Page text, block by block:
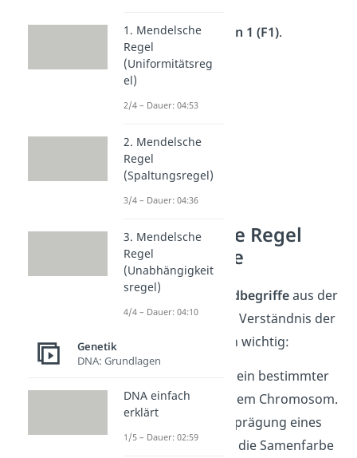
oderFilialgeneration 1 (F1).
1. Mendelsche Regel
Grundbegriffe
Die folgenden Grundbegriffeaus der
Genetiksind für das Verständnis der
Mendelschen Regeln wichtig:
: Ein Gen ist ein bestimmter
Abschnitt auf einem Chromosom.
Es ist für die Ausprägung eines
Merkmals — wie die Samenfarbe
1. Mendelsche
Regel
(Uniformitätsreg
el)
2/4 – Dauer: 04:53
2. Mendelsche
Regel
(Spaltungsregel)
3/4 – Dauer: 04:36
3. Mendelsche
Regel
(Unabhängigkeit
sregel)
4/4 – Dauer: 04:10
Genetik
DNA: Grundlagen
DNA einfach
erklärt
1/5 – Dauer: 02:59